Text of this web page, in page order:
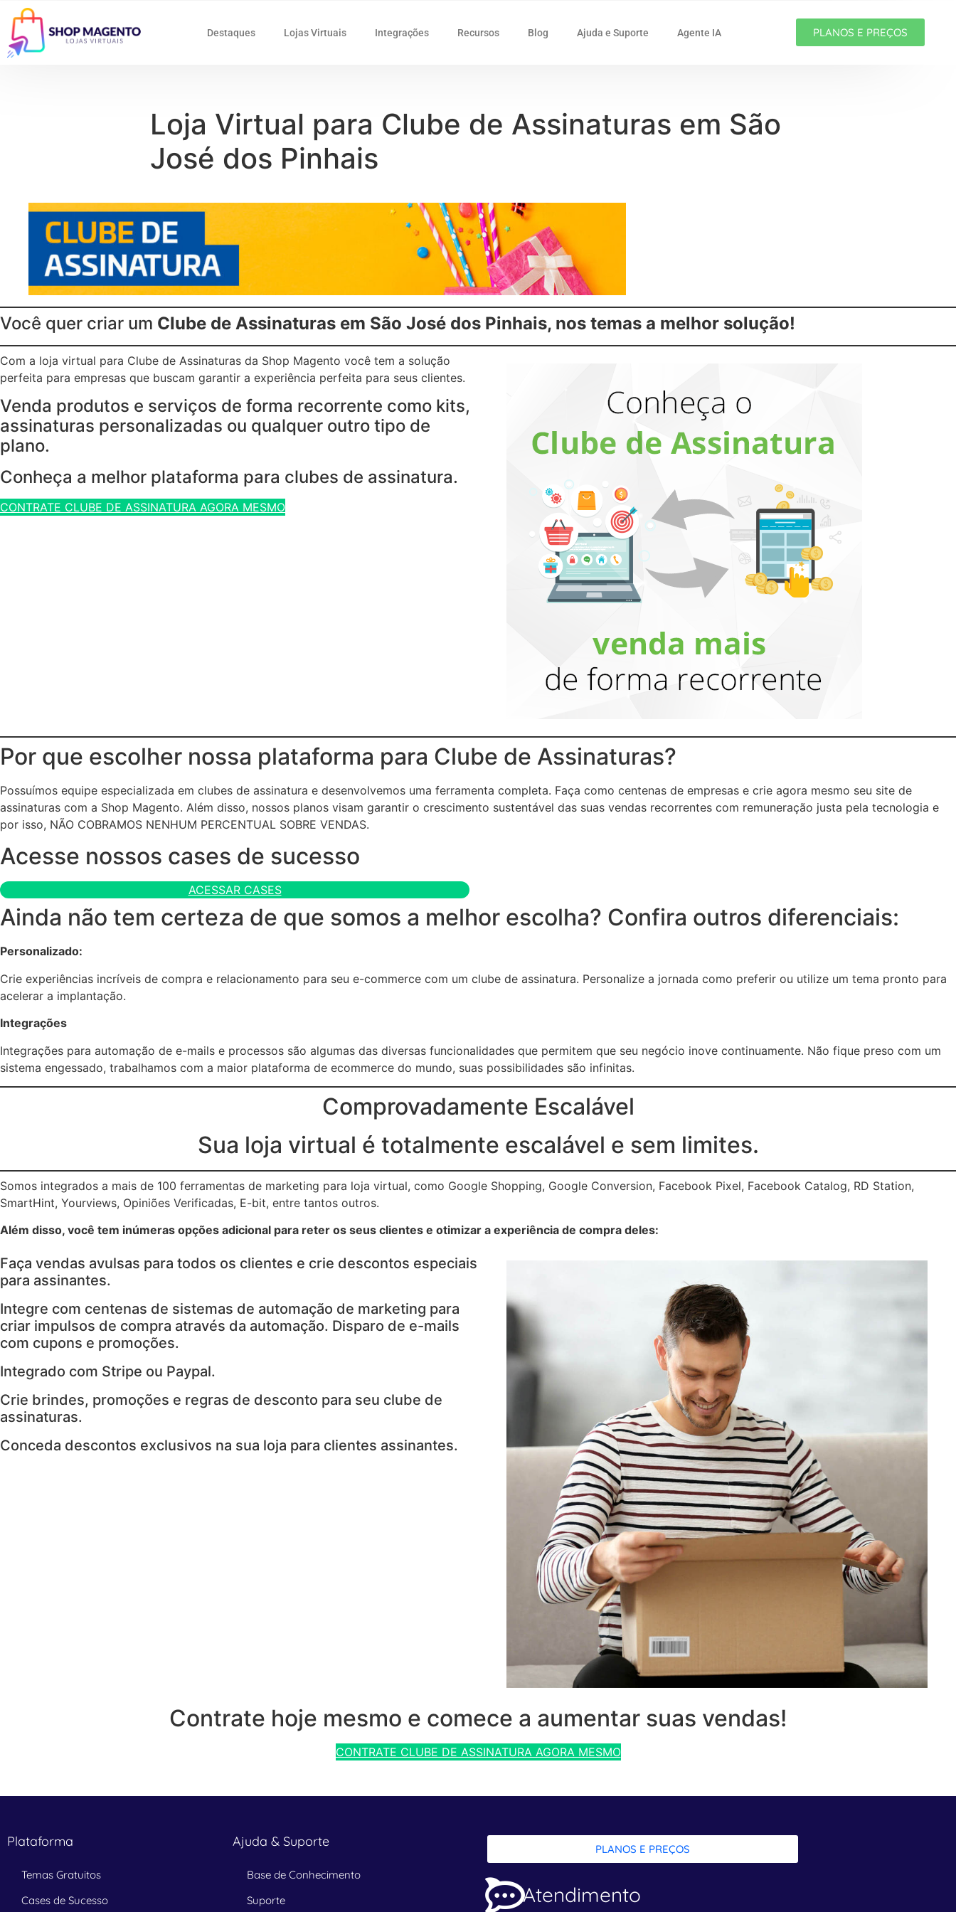
Destaques Lojas Virtuais Integrações Recursos Blog Ajuda e Suporte Agente IA PLANOS E PREÇOS
Loja Virtual para Clube de Assinaturas em São
José dos Pinhais
Você quer criar um Clube de Assinaturas em São José dos Pinhais, nos temas a melhor solução!
Com a loja virtual para Clube de Assinaturas da Shop Magento você tem a solução
perfeita para empresas que buscam garantir a experiência perfeita para seus clientes.
Venda produtos e serviços de forma recorrente como kits,
assinaturas personalizadas ou qualquer outro tipo de
plano.
Conheça a melhor plataforma para clubes de assinatura.
CONTRATE CLUBE DE ASSINATURA AGORA MESMO
Por que escolher nossa plataforma para Clube de Assinaturas?
Possuímos equipe especializada em clubes de assinatura e desenvolvemos uma ferramenta completa. Faça como centenas de empresas e crie agora mesmo seu site de
assinaturas com a Shop Magento. Além disso, nossos planos visam garantir o crescimento sustentável das suas vendas recorrentes com remuneração justa pela tecnologia e
por isso, NÃO COBRAMOS NENHUM PERCENTUAL SOBRE VENDAS.
Acesse nossos cases de sucesso
ACESSAR CASES
Ainda não tem certeza de que somos a melhor escolha? Confira outros diferenciais:
Personalizado:
Crie experiências incríveis de compra e relacionamento para seu e-commerce com um clube de assinatura. Personalize a jornada como preferir ou utilize um tema pronto para
acelerar a implantação.
Integrações
Integrações para automação de e-mails e processos são algumas das diversas funcionalidades que permitem que seu negócio inove continuamente. Não fique preso com um
sistema engessado, trabalhamos com a maior plataforma de ecommerce do mundo, suas possibilidades são infinitas.
Comprovadamente Escalável
Sua loja virtual é totalmente escalável e sem limites.
Somos integrados a mais de 100 ferramentas de marketing para loja virtual, como Google Shopping, Google Conversion, Facebook Pixel, Facebook Catalog, RD Station,
SmartHint, Yourviews, Opiniões Verificadas, E-bit, entre tantos outros.
Além disso, você tem inúmeras opções adicional para reter os seus clientes e otimizar a experiência de compra deles:
Faça vendas avulsas para todos os clientes e crie descontos especiais
para assinantes.
Integre com centenas de sistemas de automação de marketing para
criar impulsos de compra através da automação. Disparo de e-mails
com cupons e promoções.
Integrado com Stripe ou Paypal.
Crie brindes, promoções e regras de desconto para seu clube de
assinaturas.
Conceda descontos exclusivos na sua loja para clientes assinantes.
Contrate hoje mesmo e comece a aumentar suas vendas!
CONTRATE CLUBE DE ASSINATURA AGORA MESMO
Plataforma
Temas Gratuitos
Cases de Sucesso
Ajuda & Suporte
Base de Conhecimento
Suporte
PLANOS E PREÇOS
Atendimento